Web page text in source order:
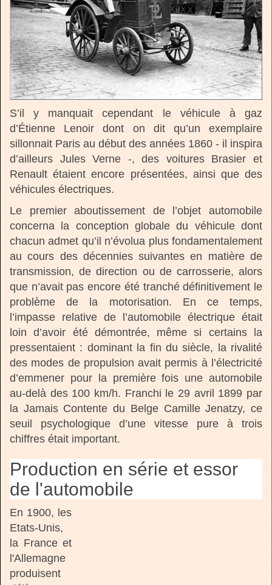
S’il y manquait cependant le véhicule à gaz
d’Étienne Lenoir dont on dit qu’un exemplaire
sillonnait Paris au début des années 1860 - il inspira
d’ailleurs Jules Verne -, des voitures Brasier et
Renault étaient encore présentées, ainsi que des
véhicules électriques.
Le premier aboutissement de l’objet automobile
concerna la conception globale du véhicule dont
chacun admet qu’il n’évolua plus fondamentalement
au cours des décennies suivantes en matière de
transmission, de direction ou de carrosserie, alors
que n’avait pas encore été tranché définitivement le
problème de la motorisation. En ce temps,
l’impasse relative de l’automobile électrique était
loin d’avoir été démontrée, même si certains la
pressentaient : dominant la fin du siècle, la rivalité
des modes de propulsion avait permis à l’électricité
d’emmener pour la première fois une automobile
au-delà des 100 km/h. Franchi le 29 avril 1899 par
la Jamais Contente du Belge Camille Jenatzy, ce
seuil psychologique d’une vitesse pure à trois
chiffres était important.
Production en série et essor
de l'automobile
En 1900, les
Etats-Unis,
la France et
l'Allemagne
produisent